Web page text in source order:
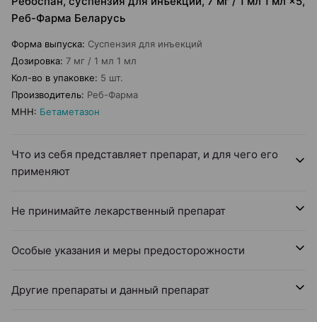
Реб-Фарма Беларусь
Форма выпуска: Суспензия для инъекций
Дозировка: 7 мг / 1 мл 1 мл
Кол-во в упаковке: 5 шт.
Производитель: Реб-Фарма
МНН: Бетаметазон
Что из себя представляет препарат, и для чего его
применяют
Не принимайте лекарственный препарат
Особые указания и меры предосторожности
Другие препараты и данный препарат